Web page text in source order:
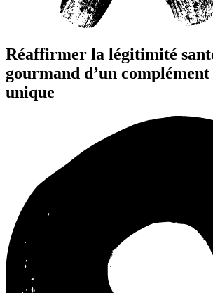
Réaffirmer la légitimité
gourmand d’un
unique